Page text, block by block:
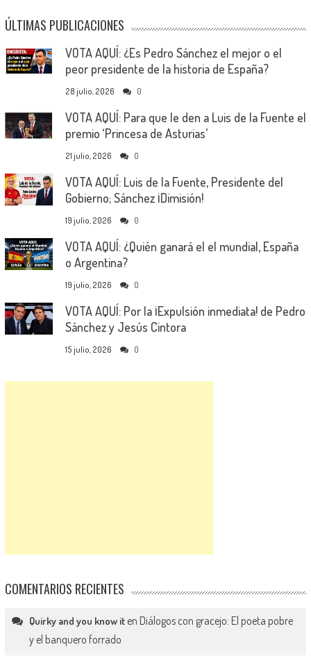
ÚLTIMAS PUBLICACIONES
VOTA AQUÍ: ¿Es Pedro Sánchez el mejor o el
peor presidente de la historia de España?
28 julio, 2026 0
VOTA AQUÍ: Para que le den a Luis de la Fuente el
premio ‘Princesa de Asturias’
21 julio, 2026 0
VOTA AQUÍ: Luis de la Fuente, Presidente del
Gobierno; Sánchez ¡Dimisión!
19 julio, 2026 0
VOTA AQUÍ: ¿Quién ganará el el mundial, España
o Argentina?
19 julio, 2026 0
VOTA AQUÍ: Por la ¡Expulsión inmediata! de Pedro
Sánchez y Jesús Cintora
15 julio, 2026 0
COMENTARIOS RECIENTES
Quirky and you know iten Diálogos con gracejo: El poeta pobre
y el banquero forrado